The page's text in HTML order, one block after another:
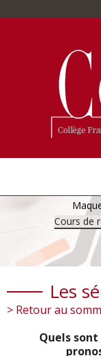
Cours de
Les
> Retour au
Quels